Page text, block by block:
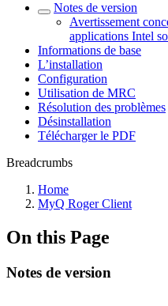
Notes de version
Avertissement
applications Intel
Informations de base
L’installation
Configuration
Utilisation de MRC
Résolution des problèmes
Désinstallation
Télécharger le PDF
Breadcrumbs
Home
MyQ Roger Client
On this Page
Notes de version